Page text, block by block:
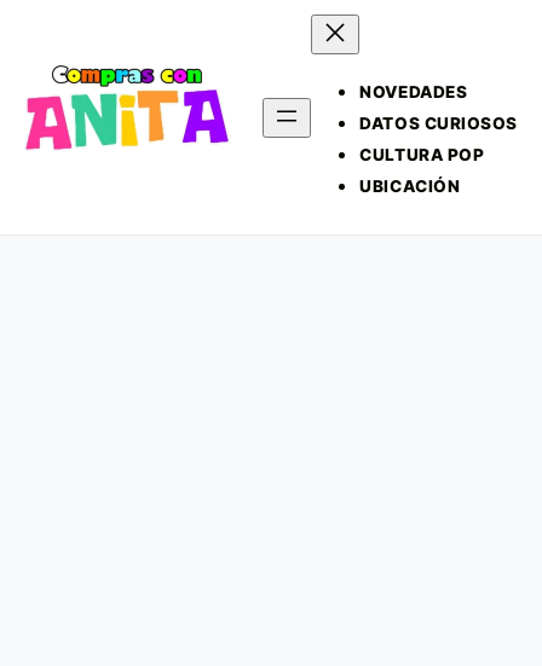
NOVEDADES
DATOS CURIOSOS
CULTURA POP
UBICACIÓN